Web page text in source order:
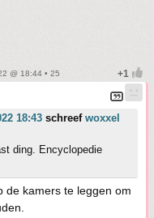
@ 18:44 • 25
18:43 schreef woxxel
ding. Encyclopedie
de kamers te leggen om